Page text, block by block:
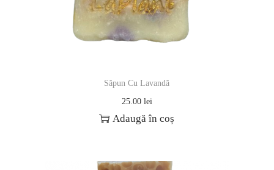
Săpun Cu Lavandă
25.00 lei
Adaugă în coș